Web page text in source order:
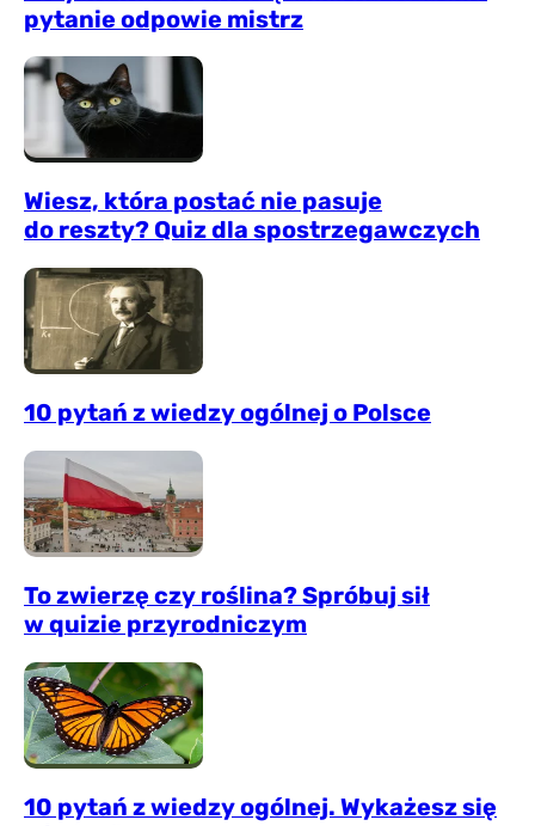
pytanie odpowie mistrz
Wiesz, która postać nie pasuje
do reszty? Quiz dla spostrzegawczych
10 pytań z wiedzy ogólnej o Polsce
To zwierzę czy roślina? Spróbuj sił
w quizie przyrodniczym
10 pytań z wiedzy ogólnej. Wykażesz się